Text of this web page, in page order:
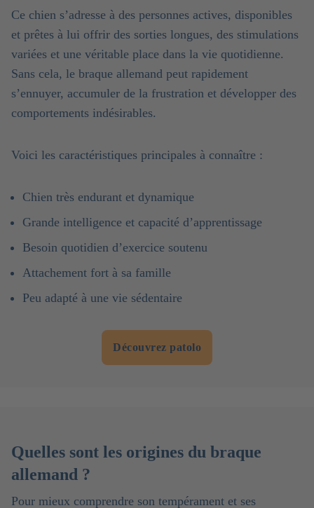
Ce chien s’adresse à des personnes actives, disponibles
et prêtes à lui offrir des sorties longues, des stimulations
variées et une véritable place dans la vie quotidienne.
Sans cela, le braque allemand peut rapidement
s’ennuyer, accumuler de la frustration et développer des
comportements indésirables.
Voici les caractéristiques principales à connaître :
Chien très endurant et dynamique
Grande intelligence et capacité d’apprentissage
Besoin quotidien d’exercice soutenu
Attachement fort à sa famille
Peu adapté à une vie sédentaire
Découvrez patolo
Quelles sont les origines du braque
allemand ?
Pour mieux comprendre son tempérament et ses